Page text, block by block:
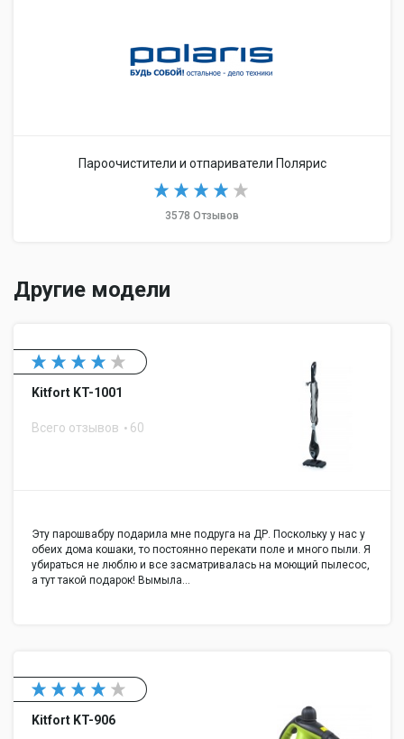
Пароочистители и отпариватели Полярис
3578 Отзывов
Другие модели
Kitfort KT-1001
Всего отзывов 60
Эту парошвабру подарила мне подруга на ДР. Поскольку у нас у
обеих дома кошаки, то постоянно перекати поле и много пыли. Я
убираться не люблю и все засматривалась на моющий пылесос,
а тут такой подарок! Вымыла…
Kitfort KT-906